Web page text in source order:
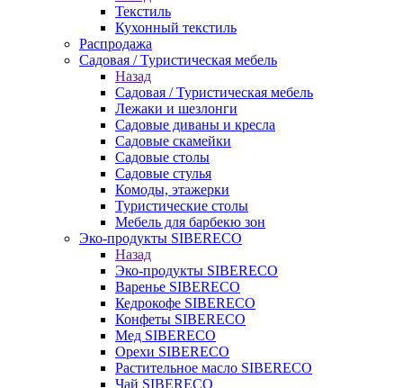
Текстиль
Кухонный текстиль
Распродажа
Садовая / Туристическая мебель
Назад
Садовая / Туристическая мебель
Лежаки и шезлонги
Садовые диваны и кресла
Садовые скамейки
Садовые столы
Садовые стулья
Комоды, этажерки
Туристические столы
Мебель для барбекю зон
Эко-продукты SIBERECO
Назад
Эко-продукты SIBERECO
Варенье SIBERECO
Кедрокофе SIBERECO
Конфеты SIBERECO
Мед SIBERECO
Орехи SIBERECO
Растительное масло SIBERECO
Чай SIBERECO